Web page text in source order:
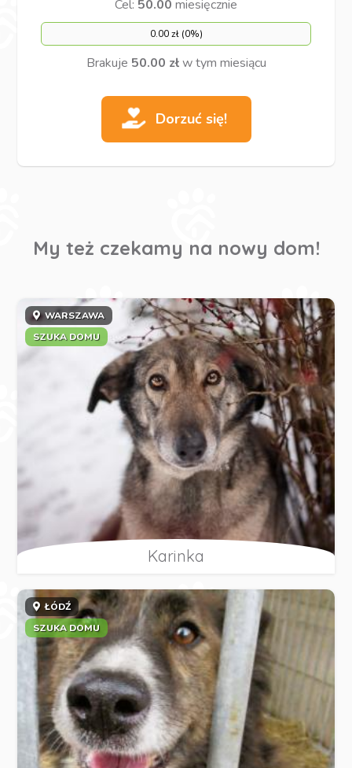
Cel: 50.00 miesięcznie
0.00 zł (0%)
Brakuje 50.00 złw tym miesiącu
Dorzuć się!
My też czekamy na nowy dom!
WARSZAWA
SZUKA DOMU
Karinka
ŁÓDŹ
SZUKA DOMU